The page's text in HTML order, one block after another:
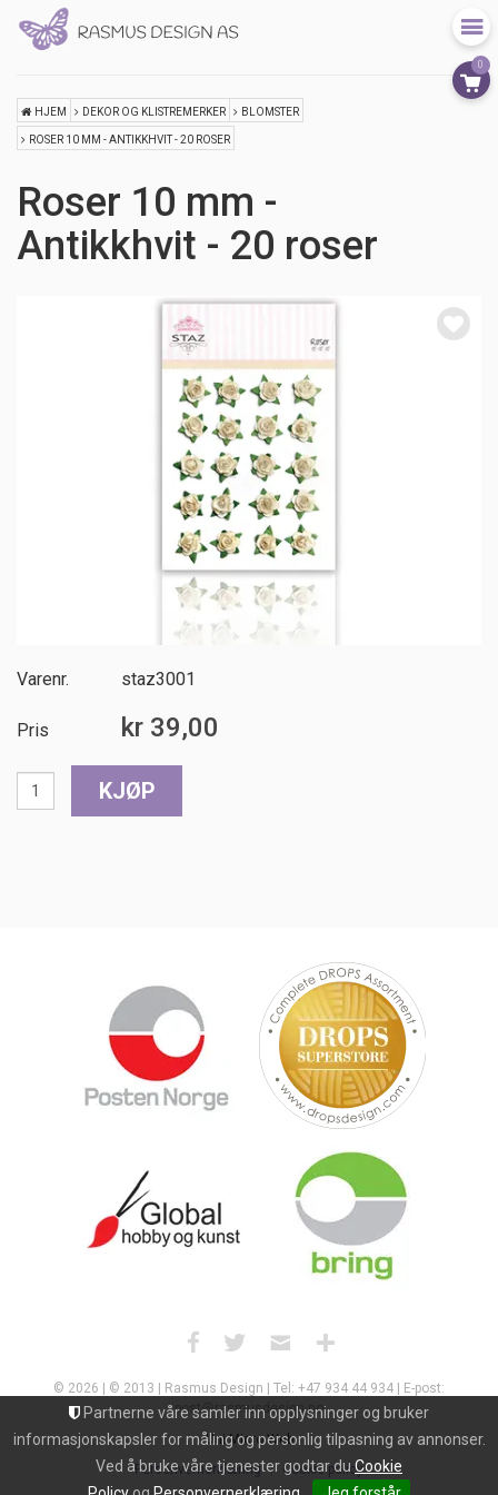
Partnerne våre samler inn opplysninger og bruker
informasjonskapsler for måling og personlig tilpasning av annonser.
Ved å bruke våre tjenester godtar duCookie
0
HJEM DEKOR OG KLISTREMERKER BLOMSTER
ROSER 10 MM - ANTIKKHVIT - 20 ROSER
Roser 10 mm -
Antikkhvit - 20 roser
Varenr. staz3001
Pris kr 39,00
© 2026 | © 2013 | Rasmus Design | Tel: +47 934 44 934 | E-post:
post@rasmusdesign.no
Uni Micro Web
Personvernerklæring
Cookie policy